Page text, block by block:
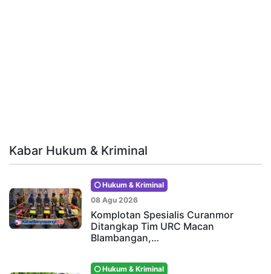
Kabar Hukum & Kriminal
Hukum & Kriminal
08 Agu 2026
Komplotan Spesialis Curanmor
Ditangkap Tim URC Macan
Blambangan,…
Hukum & Kriminal